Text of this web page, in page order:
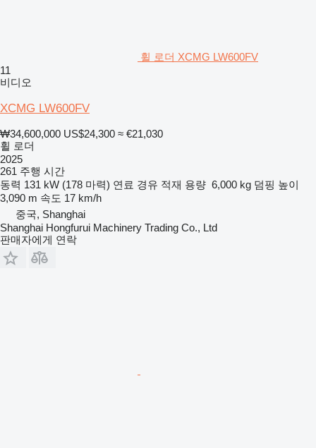
휠 로더 XCMG LW600FV
11
비디오
XCMG LW600FV
₩34,600,000 US$24,300 ≈ €21,030
휠 로더
2025
261 주행 시간
동력 131 kW (178 마력) 연료 경유 적재 용량 6,000 kg 덤핑 높이
3,090 m 속도 17 km/h
중국, Shanghai
Shanghai Hongfurui Machinery Trading Co., Ltd
판매자에게 연락